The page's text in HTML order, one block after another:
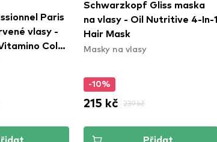
Paris
vlasy -
Color
Schwarzkopf Gliss maska
na vlasy - Oil Nutritive 4-In-1
Hair Mask
Masky na vlasy
-10%
215 kč 239 kč